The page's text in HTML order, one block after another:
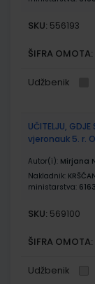
SKU: 556193
ŠIFRA OMOTA:
Udžbenik
UČITELJU,
vjeronauk 5. r.
Autor(i): Mirjana
Nakladnik:
ministarstva:
SKU: 569100
ŠIFRA OMOTA:
Udžbenik